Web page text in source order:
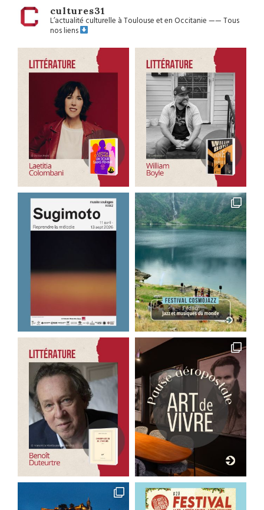
cultures31
L’actualité culturelle à Toulouse et en Occitanie——Tous
nos liens